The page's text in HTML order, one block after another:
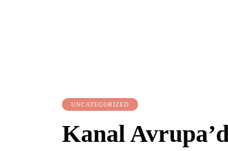
UNCATEGORIZED
Kanal